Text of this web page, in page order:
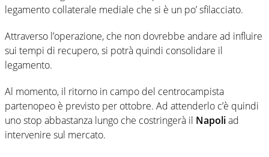
legamento collaterale mediale che si è un po’ sfilacciato.
Attraverso l’operazione, che non dovrebbe andare ad influire
sui tempi di recupero, si potrà quindi consolidare il
legamento.
Al momento, il ritorno in campo del centrocampista
partenopeo è previsto per ottobre. Ad attenderlo c’è quindi
uno stop abbastanza lungo che costringerà il Napoliad
intervenire sul mercato.